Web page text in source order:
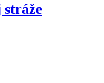
stráže